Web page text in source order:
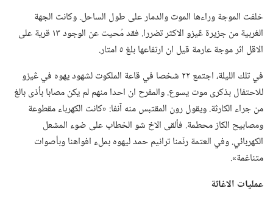
خلفت الموجة وراءها الموت والدمار على طول الساحل.‏ وكانت الجهة
الغربية من جزيرة ڠيزو الاكثر تضررا.‏ فقد مُحيت عن الوجود ١٣ قرية على
الاقل اثر موجة عارمة قيل ان ارتفاعها بلغ ٥ امتار.‏
في تلك الليلة،‏ اجتمع ٢٢ شخصا في قاعة الملكوت لشهود يهوه في ڠيزو
للاحتفال بذكرى موت يسوع.‏ والمفرح ان احدا منهم لم يكن مصابا بأذى بالغ
من جراء الكارثة.‏ ويقول رون المقتبس منه آنفا:‏ «كانت الكهرباء مقطوعة
ومصابيح الكاز محطمة.‏ فألقى الاخ شو الخطاب على ضوء المشعل
الكهربائي.‏ وفي العتمة رنّمنا ترانيم حمد ليهوه بملء افواهنا وبأصوات
متناغمة».‏
عمليات الاغاثة